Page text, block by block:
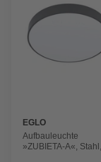
EGLO
Aufbauleuchte
»ZUBIETA-A«, Stahl,